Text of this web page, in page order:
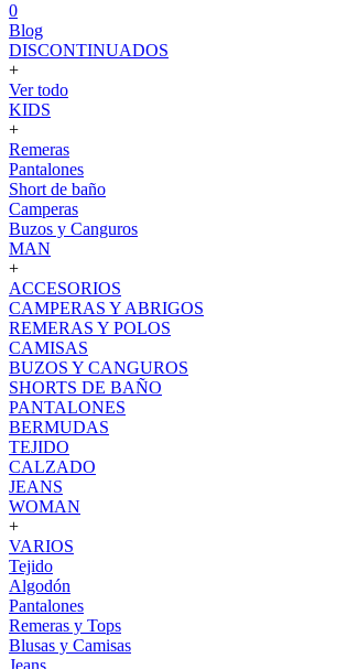
0
Blog
DISCONTINUADOS
+
Ver todo
KIDS
+
Remeras
Pantalones
Short de baño
Camperas
Buzos y Canguros
MAN
+
ACCESORIOS
CAMPERAS Y ABRIGOS
REMERAS Y POLOS
CAMISAS
BUZOS Y CANGUROS
SHORTS DE BAÑO
PANTALONES
BERMUDAS
TEJIDO
CALZADO
JEANS
WOMAN
+
VARIOS
Tejido
Algodón
Pantalones
Remeras y Tops
Blusas y Camisas
Jeans